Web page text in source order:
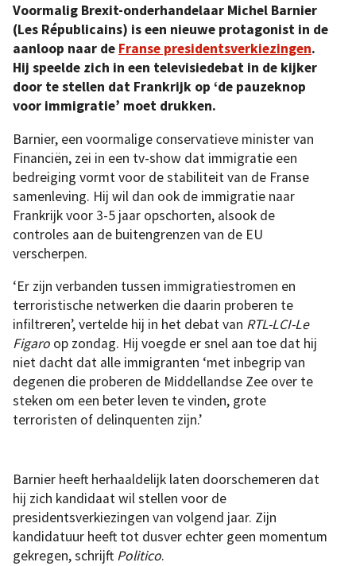
Voormalig Brexit-onderhandelaar Michel Barnier
(Les Républicains) is een nieuwe protagonist in de
aanloop naar de Franse presidentsverkiezingen.
Hij speelde zich in een televisiedebat in de kijker
door te stellen dat Frankrijk op ‘de pauzeknop
voor immigratie’ moet drukken.
Barnier, een voormalige conservatieve minister van
Financiën, zei in een tv-show dat immigratie een
bedreiging vormt voor de stabiliteit van de Franse
samenleving. Hij wil dan ook de immigratie naar
Frankrijk voor 3-5 jaar opschorten, alsook de
controles aan de buitengrenzen van de EU
verscherpen.
‘Er zijn verbanden tussen immigratiestromen en
terroristische netwerken die daarin proberen te
infiltreren’, vertelde hij in het debat van RTL-LCI-Le
Figaro op zondag. Hij voegde er snel aan toe dat hij
niet dacht dat alle immigranten ‘met inbegrip van
degenen die proberen de Middellandse Zee over te
steken om een beter leven te vinden, grote
terroristen of delinquenten zijn.’
Barnier heeft herhaaldelijk laten doorschemeren dat
hij zich kandidaat wil stellen voor de
presidentsverkiezingen van volgend jaar. Zijn
kandidatuur heeft tot dusver echter geen momentum
gekregen, schrijft Politico.